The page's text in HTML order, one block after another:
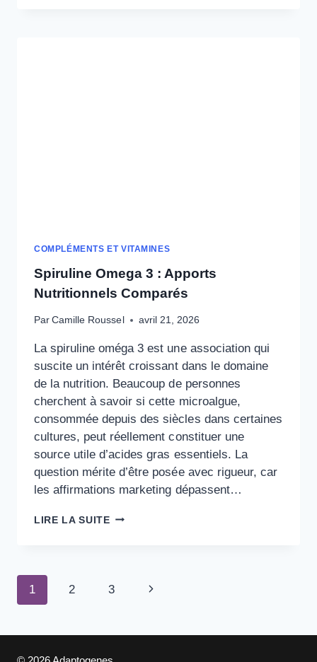
COMPLÉMENTS ET VITAMINES
Spiruline Omega 3 : Apports
Nutritionnels Comparés
Par Camille Roussel avril 21, 2026
La spiruline oméga 3 est une association qui
suscite un intérêt croissant dans le domaine
de la nutrition. Beaucoup de personnes
cherchent à savoir si cette microalgue,
consommée depuis des siècles dans certaines
cultures, peut réellement constituer une
source utile d’acides gras essentiels. La
question mérite d’être posée avec rigueur, car
les affirmations marketing dépassent…
LIRE LA SUITE SPIRULINE
NUTRITIONNELS
Navigation
De
1 2 3
Page